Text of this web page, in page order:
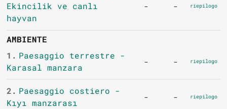
Ekincilik ve canlı
hayvan
- - riepilogo
AMBIENTE
1. Paesaggio terrestre -
Karasal manzara
- - riepilogo
2. Paesaggio costiero -
Kıyı manzarası
- - riepilogo